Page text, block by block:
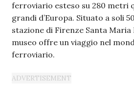
ferroviario esteso su 280 metri
grandi d’Europa. Situato a soli
stazione di Firenze Santa Maria
museo offre un viaggio nel
ferroviario.